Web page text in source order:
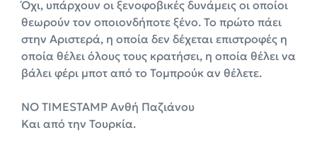
Όχι, υπάρχουν οι ξενοφοβικές δυνάμεις οι οποίοι
θεωρούν τον οποιονδήποτε ξένο. Το πρώτο πάει
στην Αριστερά, η οποία δεν δέχεται επιστροφές η
οποία θέλει όλους τους κρατήσει, η οποία θέλει να
βάλει φέρι μποτ από το Τομπρούκ αν θέλετε.
NO TIMESTAMP Ανθή Παζιάνου
Και από την Τουρκία.